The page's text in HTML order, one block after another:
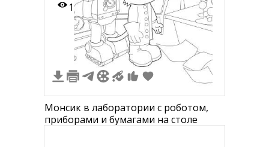
1
Монсик в лаборатории с роботом,
приборами и бумагами на столе